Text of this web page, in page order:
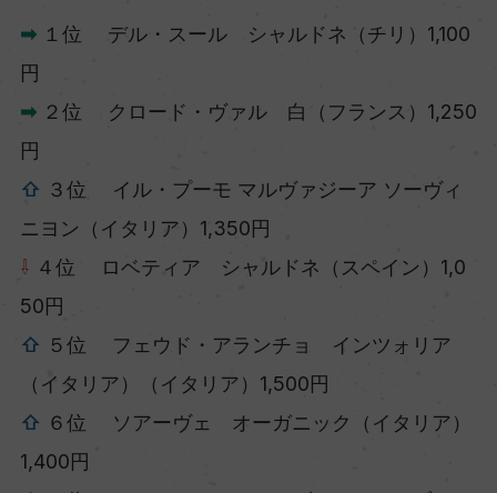
➡１位 デル・スール シャルドネ（チリ）1,100
円
➡２位 クロード・ヴァル 白（フランス）1,250
円
⇧ ３位 イル・プーモ マルヴァジーア ソーヴィ
ニヨン（イタリア）1,350円
⇩ ４位 ロベティア シャルドネ（スペイン）1,0
50円
⇧ ５位 フェウド・アランチョ インツォリア
（イタリア）（イタリア）1,500円
⇧ ６位 ソアーヴェ オーガニック（イタリア）
1,400円